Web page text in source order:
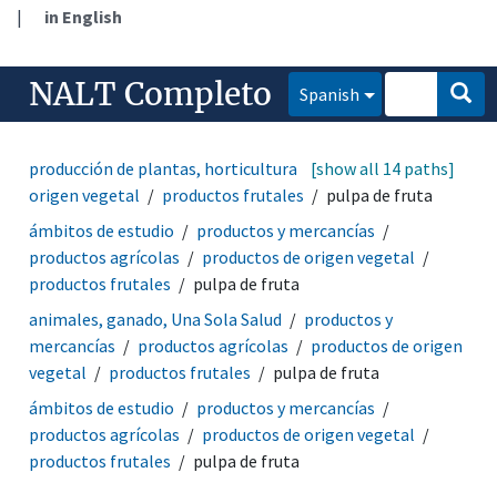
| in English
NALT Completo Spanish
producción de plantas, horticultura
productos de
origen vegetal
productos frutales pulpa de fruta
[show all 14 paths]
ámbitos de estudio
productos y mercancías
productos agrícolas
productos de origen vegetal
productos frutales
pulpa de fruta
animales, ganado, Una Sola Salud
productos y
mercancías
productos agrícolas
productos de origen
vegetal
productos frutales
pulpa de fruta
ámbitos de estudio
productos y mercancías
productos agrícolas
productos de origen vegetal
productos frutales
pulpa de fruta